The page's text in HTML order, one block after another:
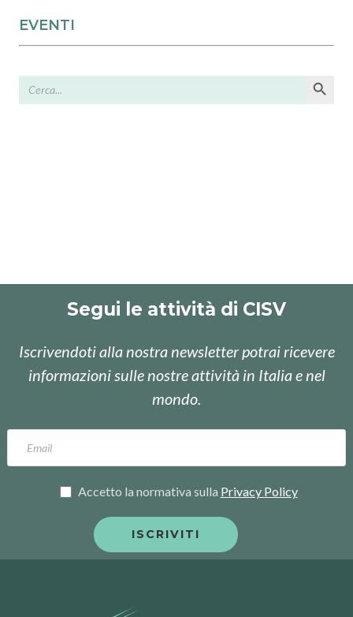
EVENTI
Search
for:
Search Button
Segui le attività di CISV
Iscrivendoti alla nostra newsletter potrai ricevere
informazioni sulle nostre attività in Italia e nel
mondo.
Accetto la normativa sulla Privacy Policy